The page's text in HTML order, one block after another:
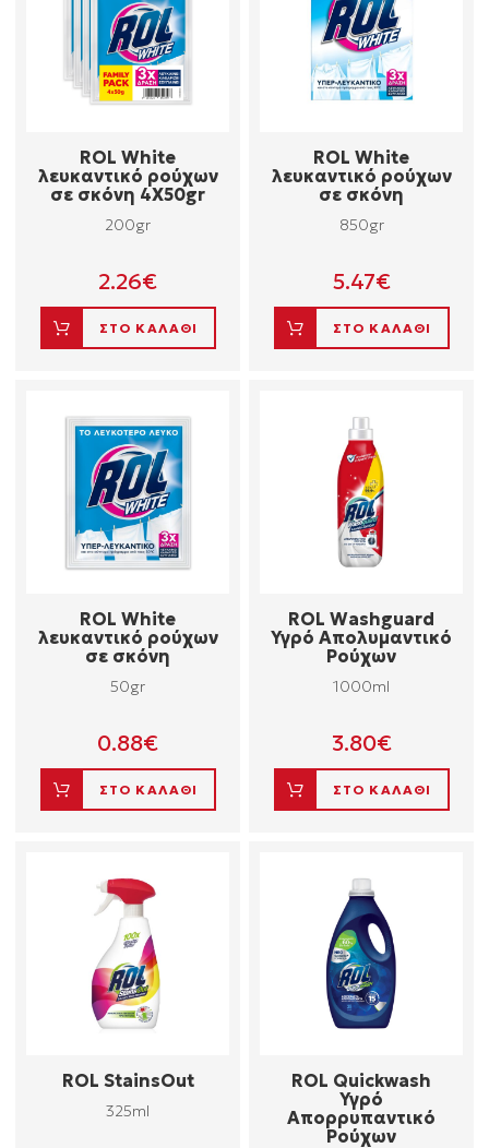
ROL White
λευκαντικό ρούχων
σε σκόνη 4Χ50gr
200gr
2.26€
ΣΤΟ ΚΑΛΑΘΙ
ROL White
λευκαντικό ρούχων
σε σκόνη
850gr
5.47€
ΣΤΟ ΚΑΛΑΘΙ
ROL White
λευκαντικό ρούχων
σε σκόνη
50gr
0.88€
ΣΤΟ ΚΑΛΑΘΙ
ROL Washguard
Υγρό Απολυμαντικό
Ρούχων
1000ml
3.80€
ΣΤΟ ΚΑΛΑΘΙ
ROL StainsOut
325ml
ROL Quickwash
Υγρό
Απορρυπαντικό
Ρούχων